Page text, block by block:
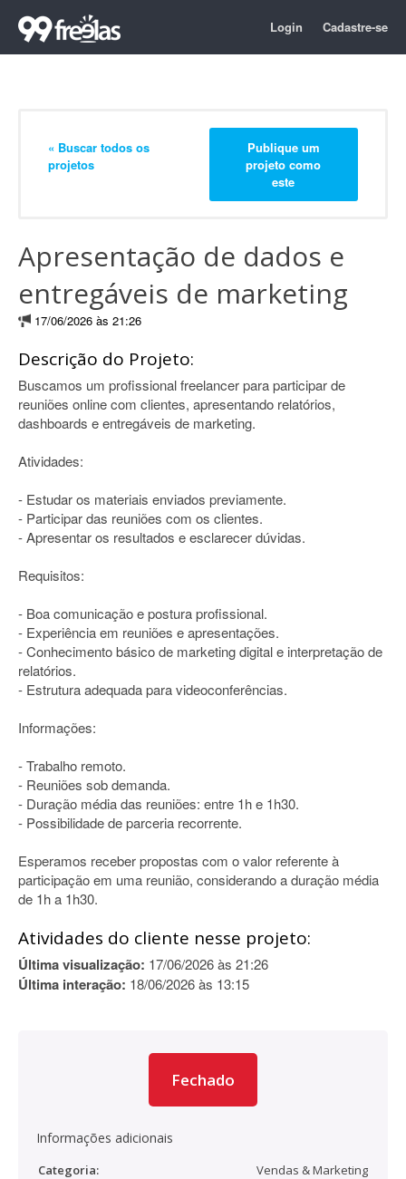
Login Cadastre-se
« Buscar todos os
projetos
Publique um
projeto como
este
Apresentação de dados e
entregáveis de marketing
17/06/2026 às 21:26
Descrição do Projeto:
Buscamos um profissional freelancer para participar de
reuniões online com clientes, apresentando relatórios,
dashboards e entregáveis de marketing.
Atividades:
- Estudar os materiais enviados previamente.
- Participar das reuniões com os clientes.
- Apresentar os resultados e esclarecer dúvidas.
Requisitos:
- Boa comunicação e postura profissional.
- Experiência em reuniões e apresentações.
- Conhecimento básico de marketing digital e interpretação de
relatórios.
- Estrutura adequada para videoconferências.
Informações:
- Trabalho remoto.
- Reuniões sob demanda.
- Duração média das reuniões: entre 1h e 1h30.
- Possibilidade de parceria recorrente.
Esperamos receber propostas com o valor referente à
participação em uma reunião, considerando a duração média
de 1h a 1h30.
Atividades do cliente nesse projeto:
Última visualização: 17/06/2026 às 21:26
Última interação: 18/06/2026 às 13:15
Fechado
Informações adicionais
Categoria:
Vendas & Marketing